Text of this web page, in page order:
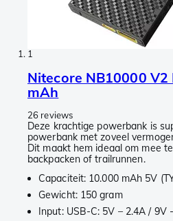
1
Nitecore NB10000
mAh
26 reviews
Deze krachtige powerbank is
powerbank met zoveel
Dit maakt hem ideaal om mee
backpacken of trailrunnen.
Capaciteit: 10.000 mAh 5V
Gewicht: 150 gram
Input: USB-C: 5V – 2.4A / 9V